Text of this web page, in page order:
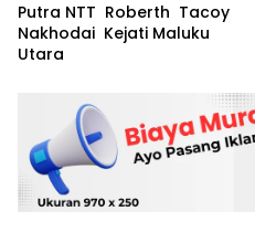
Putra NTT Roberth Tacoy
Nakhodai Kejati Maluku
Utara